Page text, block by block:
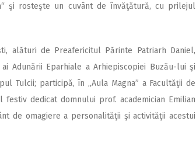
şi rosteşte un cuvânt de învăţătură, cu prilejul
alături de Preafericitul Părinte Patriarh Daniel,
Adunării Eparhiale a Arhiepiscopiei Buzău-lui şi
Tulcii; participă, în ,,Aula Magna” a Facultăţii de
dedicat domnului prof. academician Emilian
de omagiere a personalităţii şi activităţii acestui